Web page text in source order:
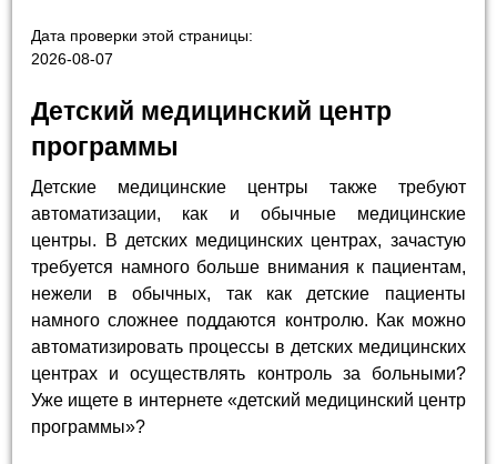
Дата проверки этой страницы:
2026-08-07
Детский медицинский центр
программы
Детские медицинские центры также требуют
автоматизации, как и обычные медицинские
центры. В детских медицинских центрах, зачастую
требуется намного больше внимания к пациентам,
нежели в обычных, так как детские пациенты
намного сложнее поддаются контролю. Как можно
автоматизировать процессы в детских медицинских
центрах и осуществлять контроль за больными?
Уже ищете в интернете «детский медицинский центр
программы»?